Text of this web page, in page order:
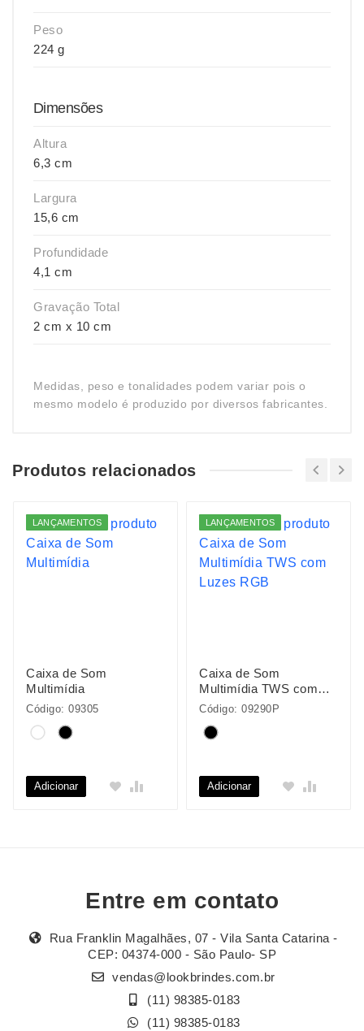
Peso
224 g
Dimensões
Altura
6,3 cm
Largura
15,6 cm
Profundidade
4,1 cm
Gravação Total
2 cm x 10 cm
Medidas, peso e tonalidades podem variar pois o
mesmo modelo é produzido por diversos fabricantes.
Produtos relacionados
LANÇAMENTOS
Caixa de Som
Multimídia
Código: 09305
Adicionar
LANÇAMENTOS
Caixa de Som
Multimídia TWS com
Luzes RGB
Código: 09290P
Adicionar
Entre em contato
Rua Franklin Magalhães, 07 - Vila Santa Catarina -
CEP: 04374-000 - São Paulo- SP
vendas@lookbrindes.com.br
(11) 98385-0183
(11) 98385-0183